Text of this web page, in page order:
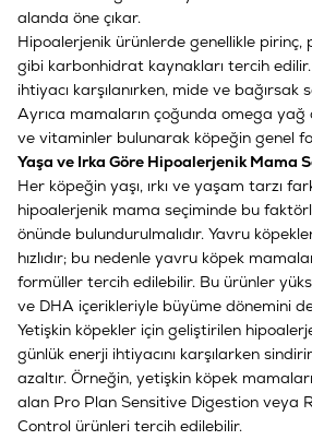
alanda öne çıkar.
Hipoalerjenik ürünlerde genellikle
gibi karbonhidrat kaynakları tercih
ihtiyacı karşılanırken, mide ve bağırsak
Ayrıca mamaların çoğunda omega
ve vitaminler bulunarak köpeğin genel
Yaşa ve Irka Göre Hipoalerjenik Mama
Her köpeğin yaşı, ırkı ve yaşam tarzı
hipoalerjenik mama seçiminde bu
önünde bulundurulmalıdır. Yavru
hızlıdır; bu nedenle yavru köpek
formüller tercih edilebilir. Bu ürünler
ve DHA içerikleriyle büyüme dönemini
Yetişkin köpekler için geliştirilen
günlük enerji ihtiyacını karşılarken
azaltır. Örneğin, yetişkin köpek mamaları
alan Pro Plan Sensitive Digestion veya
Control ürünleri tercih edilebilir.